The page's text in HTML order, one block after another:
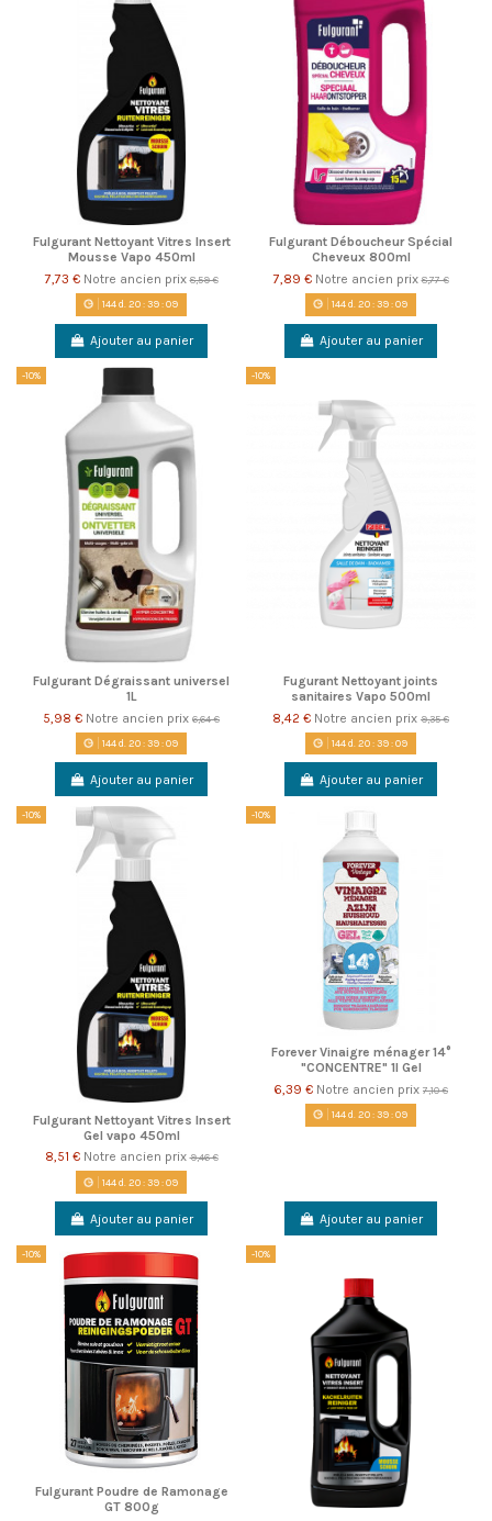
Fulgurant Nettoyant Vitres Insert
Mousse Vapo 450ml
7,73 € Notre ancien prix8,59 €
144d. 20:39:08
Ajouter au panier
Fulgurant Déboucheur Spécial
Cheveux 800ml
7,89 € Notre ancien prix8,77 €
144d. 20:39:08
Ajouter au panier
-10%
Fulgurant Dégraissant universel
1L
5,98 € Notre ancien prix 6,64 €
144d. 20:39:08
Ajouter au panier
-10%
Fugurant Nettoyant joints
sanitaires Vapo 500ml
8,42 € Notre ancien prix 9,35 €
144d. 20:39:08
Ajouter au panier
-10%
Fulgurant Nettoyant Vitres Insert
Gel vapo 450ml
8,51 € Notre ancien prix9,46 €
144d. 20:39:08
Ajouter au panier
-10%
Forever Vinaigre ménager 14°
"CONCENTRE" 1l Gel
6,39 € Notre ancien prix 7,10 €
144d. 20:39:08
Ajouter au panier
-10%
Fulgurant Poudre de Ramonage
GT 800g
-10%